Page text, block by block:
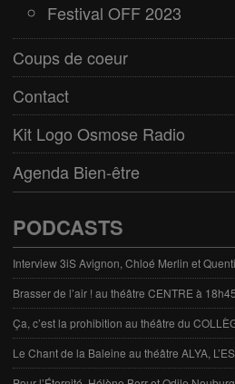
Festival OFF 2023
Coups de coeur
Contact
Kit Logo Osmose Radio
Agenda Bien-être
PODCASTS
Interview 3iS Avignon, Chloé Merlin et
Brasser de l’air ! au théâtre CENTRE à 18h45
Ça, c’est la prohibition au théâtre du
Le Chant de la Baleine au théâtre ALYA,